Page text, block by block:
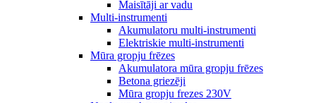
Maisītāji ar vadu
Multi-instrumenti
Akumulatoru multi-instrumenti
Elektriskie multi-instrumenti
Mūra gropju frēzes
Akumulatora mūra gropju frēzes
Betona griezēji
Mūra gropju frezes 230V